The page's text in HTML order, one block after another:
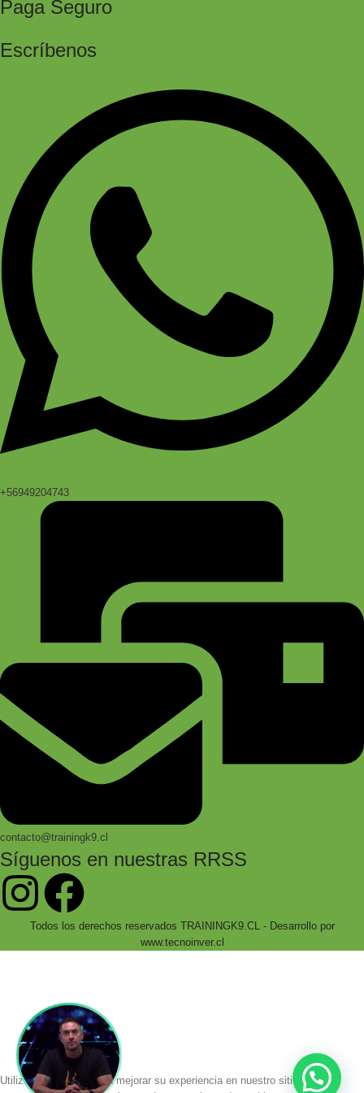
Paga Seguro
Escríbenos
+56949204743
contacto@trainingk9.cl
Síguenos en nuestras RRSS
Todos los derechos reservados TRAININGK9.CL - Desarrollo por
www.tecnoinver.cl
Accede a cientos de productos especializados
con envío a todo chile!
Utilizamos cookies para mejorar su experiencia en nuestro sitio web. Al